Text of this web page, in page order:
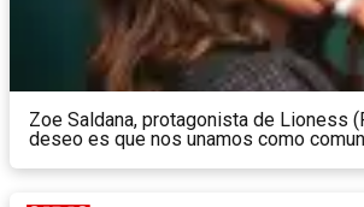
Zoe Saldana, protagonista de Lioness
deseo es que nos unamos como